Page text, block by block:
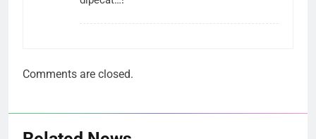
Comments are closed.